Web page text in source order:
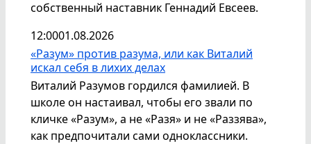
собственный наставник Геннадий Евсеев.
12:0001.08.2026
«Разум» против разума, или как Виталий
искал себя в лихих делах
Виталий Разумов гордился фамилией. В
школе он настаивал, чтобы его звали по
кличке «Разум», а не «Разя» и не «Раззява»,
как предпочитали сами одноклассники.